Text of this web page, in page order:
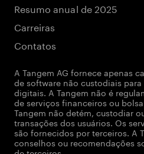
Resumo anual de 2025
Carreiras
Contatos
A Tangem AG fornece apenas
de software não custodiais
digitais. A Tangem não é
de serviços financeiros ou
Tangem não detém, custodiar
transações dos usuários. Os
são fornecidos por terceiros. A
conselhos ou recomendações